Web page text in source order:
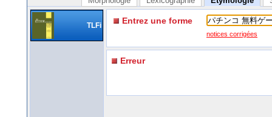
TLFi Entrez une forme
notices corrigées
Erreur